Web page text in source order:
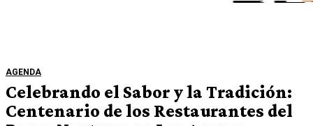
AGENDA
Celebrando el Sabor y la Tradición:
Centenario de los Restaurantes del